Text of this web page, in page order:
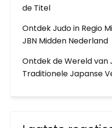
de Titel
Ontdek Judo in Regio
JBN Midden Nederland
Ontdek de Wereld van
Traditionele Japanse